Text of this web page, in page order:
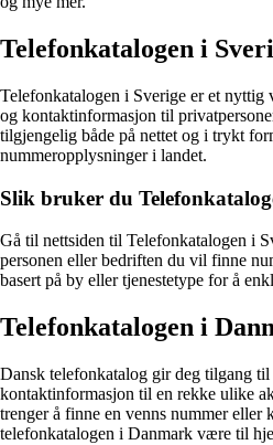
Telefonkatalogen i
Telefonkatalogen i Sverige er et
og kontaktinformasjon til
tilgjengelig både på nettet og i trykt
nummeropplysninger i landet.
Slik bruker du
Gå til nettsiden til Telefonkatalogen i
personen eller bedriften du vil finne
basert på by eller tjenestetype for å
Telefonkatalogen i
Dansk telefonkatalog gir deg tilgang
kontaktinformasjon til en rekke ulike
trenger å finne en venns nummer eller
telefonkatalogen i Danmark være til